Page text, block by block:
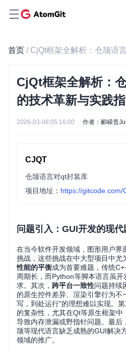
首页
CjQt框架全解析：
的技术革新与实践
2026-03-08 05:16:00 作者：郦嵘贵
CJQT
仓颉语言对qt封装库
项目地址： https://gitcode.com/
问题引入：GUI开发的现
在当今软件开发领域，图形用户界
挑战，这些挑战在中大型项目中尤
性能的平衡成为首要难题，传统
周期长，而Python等脚本语言虽
求。其次， 跨平台一致性问题持续
的原生控件差异、渲染引擎行为不
写，到处运行"的理想难以实现。第
的复杂性，尤其在Qt等原生框架中
导致内存泄漏或野指针问题。最后，
颉等现代语言缺乏成熟的GUI解决
领域的推广。